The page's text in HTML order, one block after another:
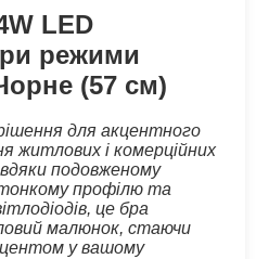
LED
режими
(57 см)
для акцентного
житлових і комерційних
подовженому
профілю та
це бра
малюнок, стаючи
у вашому